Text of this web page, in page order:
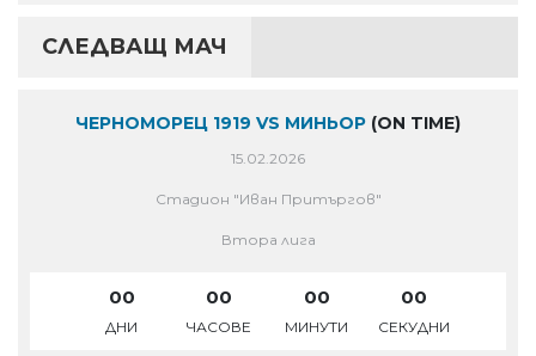
СЛЕДВАЩ МАЧ
ЧЕРНОМОРЕЦ 1919 VS МИНЬОР (ON TIME)
15.02.2026
Стадион "Иван Притъргов"
Втора лига
00
ДНИ
00
ЧАСОВЕ
00
МИНУТИ
00
СЕКУДНИ